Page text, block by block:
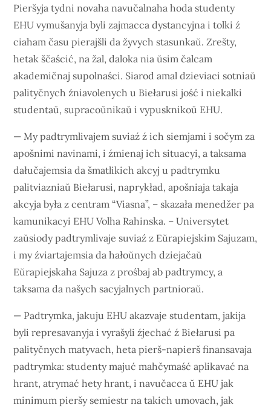
Pieršyja tydni novaha navučalnaha hoda studenty
EHU vymušanyja byli zajmacca dystancyjna i tolki ź
ciaham času pierajšli da žyvych stasunkaŭ. Zrešty,
hetak ščaścić, na žal, daloka nia ŭsim čalcam
akademičnaj supolnaści. Siarod amal dzieviaci sotniaŭ
palityčnych źniavolenych u Biełarusi jość i niekalki
studentaŭ, supracoŭnikaŭ i vypusknikoŭ EHU.
— My padtrymlivajem suviaź ź ich siemjami i sočym za
apošnimi navinami, i źmienaj ich situacyi, a taksama
dałučajemsia da šmatlikich akcyj u padtrymku
palitviazniaŭ Biełarusi, naprykład, apošniaja takaja
akcyja była z centram “Viasna”, – skazała menedžer pa
kamunikacyi EHU Volha Rahinska. – Universytet
zaŭsiody padtrymlivaje suviaź z Eŭrapiejskim Sajuzam,
i my źviartajemsia da hałoŭnych dziejačaŭ
Eŭrapiejskaha Sajuza z prośbaj ab padtrymcy, a
taksama da našych sacyjalnych partnioraŭ.
— Padtrymka, jakuju EHU akazvaje studentam, jakija
byli represavanyja i vyrašyli źjechać ź Biełarusi pa
palityčnych matyvach, heta pierš-napierš finansavaja
padtrymka: studenty majuć mahčymaść aplikavać na
hrant, atrymać hety hrant, i navučacca ŭ EHU jak
minimum pieršy semiestr na takich umovach, jak